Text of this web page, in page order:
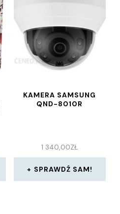
KAMERA SAMSUNG
QND-8010R
1 340,00ZŁ
SPRAWDŹ SAM!